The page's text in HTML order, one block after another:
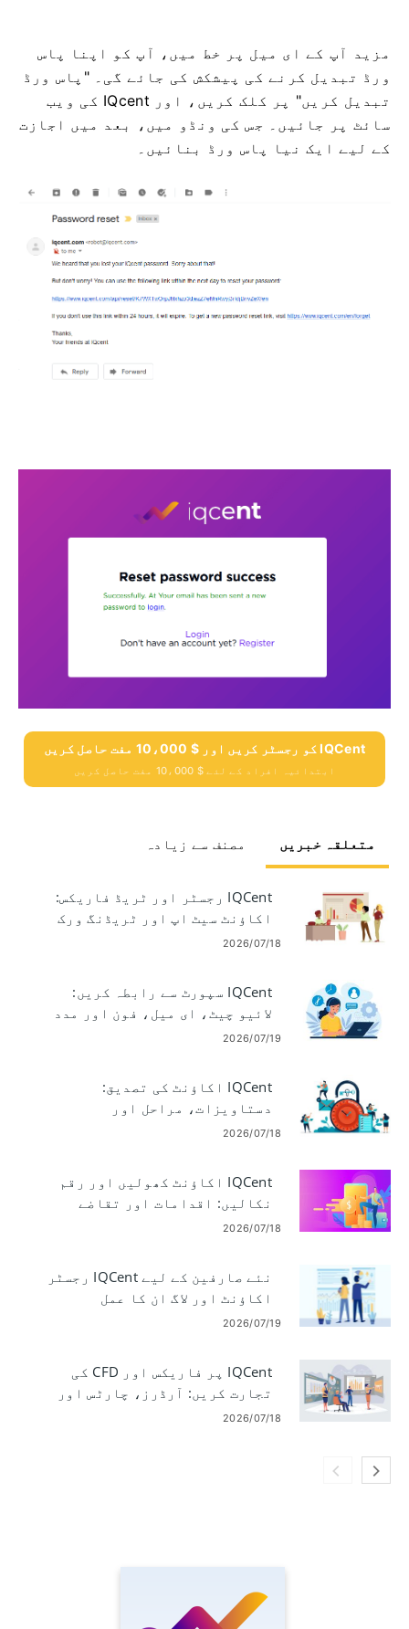
مزید آپ کے ای میل پر خط میں، آپ کو اپنا پاس
ورڈ تبدیل کرنے کی پیشکش کی جائے گی۔"پاس ورڈ
تبدیل کریں" پر کلک کریں، اور IQcent کی ویب
سائٹ پر جائیں۔ جس کی ونڈو میں، بعد میں اجازت
کے لیے ایک نیا پاس ورڈ بنائیں۔
IQCent کو رجسٹر کریں اور $ 10،000 مفت حاصل کریں
ابتدائیہ افراد کے لئے $ 10،000 مفت حاصل کریں
مصنف سے زیادہ متعلقہ خبریں
IQCent رجسٹر اور ٹریڈ فاریکس:
اکاؤنٹ سیٹ اپ اور ٹریڈنگ ورک
فلو
2026/07/18
IQCent سپورٹ سے رابطہ کریں:
لائیو چیٹ، ای میل، فون اور مدد
کے اختیارات
2026/07/19
IQCent اکاؤنٹ کی تصدیق:
دستاویزات، مراحل اور
پروسیسنگ کا وقت
2026/07/18
IQCent اکاؤنٹ کھولیں اور رقم
نکالیں: اقدامات اور تقاضے
2026/07/18
نئے صارفین کے لیے IQCent رجسٹر
اکاؤنٹ اور لاگ ان کا عمل
2026/07/19
IQCent پر فاریکس اور CFD کی
تجارت کریں: آرڈرز، چارٹس اور
رسک
2026/07/18